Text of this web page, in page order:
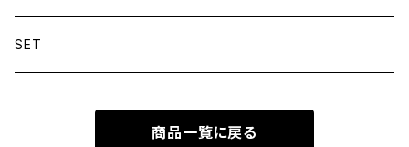
SET
商品一覧に戻る